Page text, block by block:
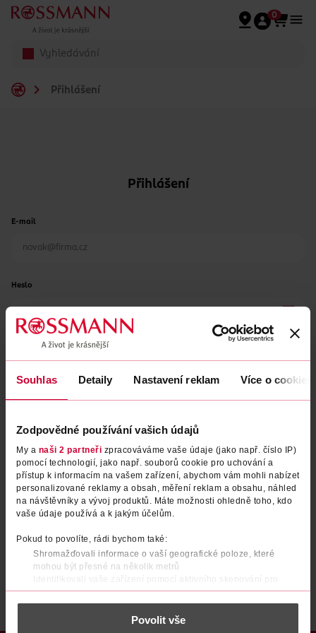
Souhlas Detaily Nastavení reklam Více o cookies
Zodpovědné používání vašich údajů
My a naši 2 partneři zpracováváme vaše údaje (jako např. číslo IP)
pomocí technologií, jako např. souborů cookie pro uchování a
přístup k informacím na vašem zařízení, abychom vám mohli nabízet
personalizované reklamy a obsah, měření reklam a obsahu, náhled
na návštěvníky a vývoj produktů. Máte možnosti ohledně toho, kdo
vaše údaje používá a k jakým účelům.
Pokud to povolíte, rádi bychom také:
Shromažďovali informace o vaší geografické poloze, které
mohou být přesné na několik metrů
Identifikovali vaše zařízení pomocí aktivního skenování pro
konkrétní charakteristiky (otisk prstu)
Zjistěte více o tom, jak zpracováváme vaše osobní údaje, a nastavte
části s podrobnostmi . Svůj souhlas můžete kdykoliv
Povolit vše
Přeskočit na hlavmní obsah
0
Přihlášení
Přihlášení
E-mail
Heslo
Zapomenuté heslo
PŘIHLÁSIT SE
Po registraci se stáváte členem ROSSMANN CLUBu a můžete čerpat výhody naplno. Zjistit více